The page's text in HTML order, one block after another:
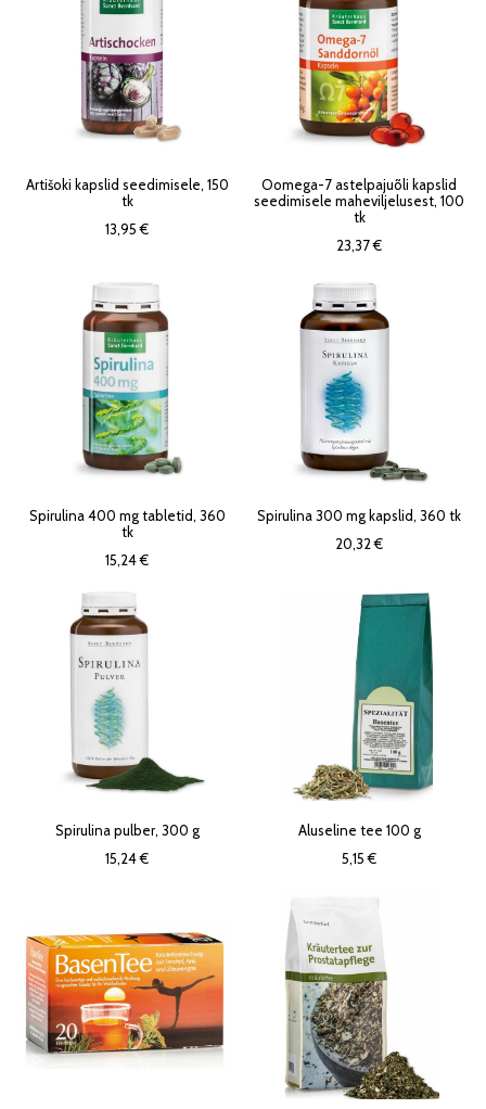
Artišoki kapslid seedimisele, 150
tk
13,95 €
Oomega-7 astelpajuõli kapslid
seedimisele maheviljelusest, 100
tk
23,37 €
Spirulina 400 mg tabletid, 360
tk
15,24 €
Spirulina 300 mg kapslid, 360 tk
20,32 €
Spirulina pulber, 300 g
15,24 €
Aluseline tee 100 g
5,15 €